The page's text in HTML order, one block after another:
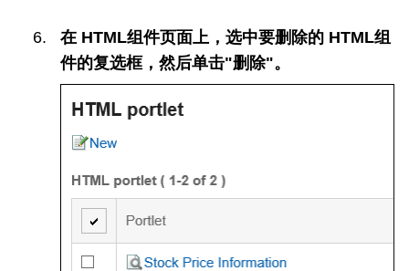
在 HTML组件页面上，选中要删除的 HTML组
件的复选框，然后单击"删除"。